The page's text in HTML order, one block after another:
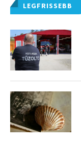
LEGFRISSEBB